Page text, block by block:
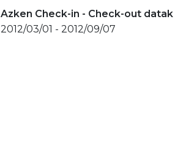
Azken Check-in - Check-out datak
2012/03/01 - 2012/09/07